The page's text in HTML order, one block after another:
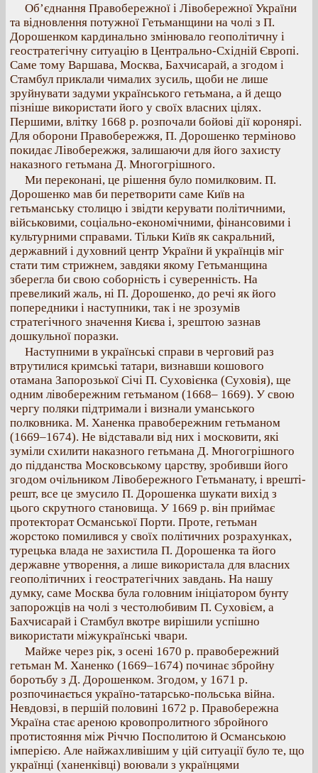
Об’єднання Правобережної і Лівобережної України
та відновлення потужної Гетьманщини на чолі з П.
Дорошенком кардинально змінювало геополітичну і
геостратегічну ситуацію в Центрально-Східній Європі.
Саме тому Варшава, Москва, Бахчисарай, а згодом і
Стамбул приклали чималих зусиль, щоби не лише
зруйнувати задуми українського гетьмана, а й дещо
пізніше використати його у своїх власних цілях.
Першими, влітку 1668 р. розпочали бойові дії коронярі.
Для оборони Правобережжя, П. Дорошенко терміново
покидає Лівобережжя, залишаючи для його захисту
наказного гетьмана Д. Многогрішного.
Ми переконані, це рішення було помилковим. П.
Дорошенко мав би перетворити саме Київ на
гетьманську столицю і звідти керувати політичними,
військовими, соціально-економічними, фінансовими і
культурними справами. Тільки Київ як сакральний,
державний і духовний центр України й українців міг
стати тим стрижнем, завдяки якому Гетьманщина
зберегла би свою соборність і суверенність. На
превеликий жаль, ні П. Дорошенко, до речі як його
попередники і наступники, так і не зрозумів
стратегічного значення Києва і, зрештою зазнав
дошкульної поразки.
Наступними в українські справи в черговий раз
втрутилися кримські татари, визнавши кошового
отамана Запорозької Січі П. Суховієнка (Суховія), ще
одним лівобережним гетьманом (1668– 1669). У свою
чергу поляки підтримали і визнали уманського
полковника. М. Ханенка правобережним гетьманом
(1669–1674). Не відставали від них і московити, які
зуміли схилити наказного гетьмана Д. Многогрішного
до підданства Московському царству, зробивши його
згодом очільником Лівобережного Гетьманату, і врешті-
решт, все це змусило П. Дорошенка шукати вихід з
цього скрутного становища. У 1669 р. він приймає
протекторат Османської Порти. Проте, гетьман
жорстоко помилився у своїх політичних розрахунках,
турецька влада не захистила П. Дорошенка та його
державне утворення, а лише використала для власних
геополітичних і геостратегічних завдань. На нашу
думку, саме Москва була головним ініціатором бунту
запорожців на чолі з честолюбивим П. Суховієм, а
Бахчисарай і Стамбул вкотре вирішили успішно
використати міжукраїнські чвари.
Майже через рік, з осені 1670 р. правобережний
гетьман М. Ханенко (1669–1674) починає збройну
боротьбу з Д. Дорошенком. Згодом, у 1671 р.
розпочинається україно-татарсько-польська війна.
Невдовзі, в першій половині 1672 р. Правобережна
Україна стає ареною кровопролитного збройного
протистояння між Річчю Посполитою й Османською
імперією. Але найжахливішим у цій ситуації було те, що
українці (ханенківці) воювали з українцями